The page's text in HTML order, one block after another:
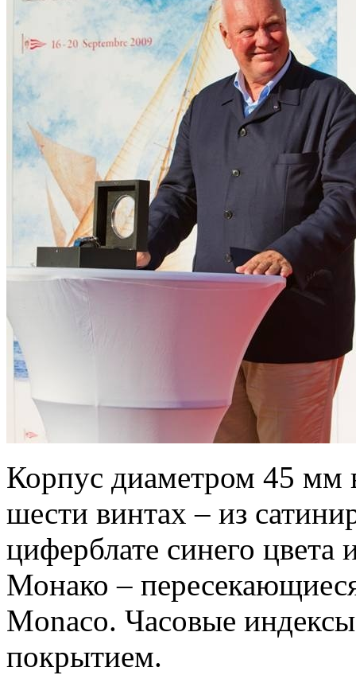
Корпус диаметром 45 мм
шести винтах – из
циферблате синего цвета
Монако –
Monaco. Часовые
покрытием.